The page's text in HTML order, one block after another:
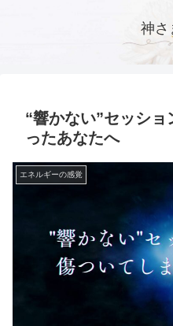
神さ
“響かない”セッショ
ったあなたへ
エネルギーの感覚